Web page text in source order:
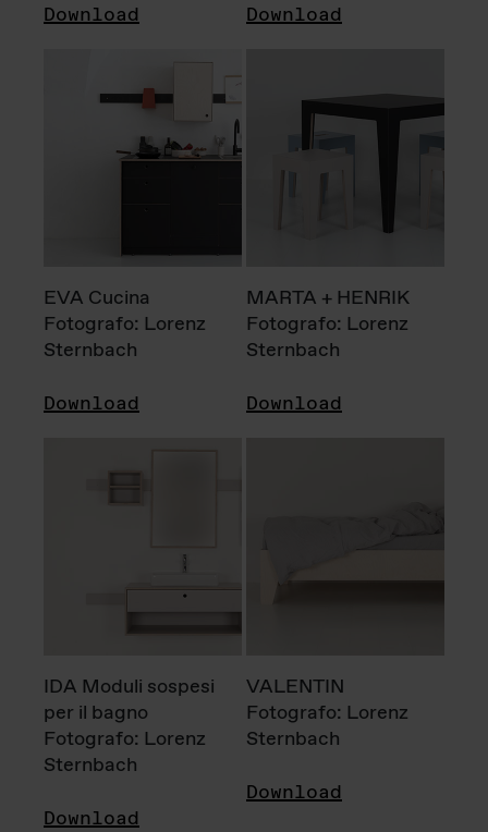
Download Download
EVA Cucina
Fotografo: Lorenz
Sternbach
Download
MARTA + HENRIK
Fotografo: Lorenz
Sternbach
Download
IDA Moduli sospesi
per il bagno
Fotografo: Lorenz
Sternbach
Download
VALENTIN
Fotografo: Lorenz
Sternbach
Download